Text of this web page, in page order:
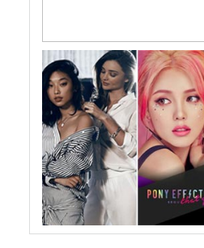
跟随电影去旅行：布拉格 在这里邂